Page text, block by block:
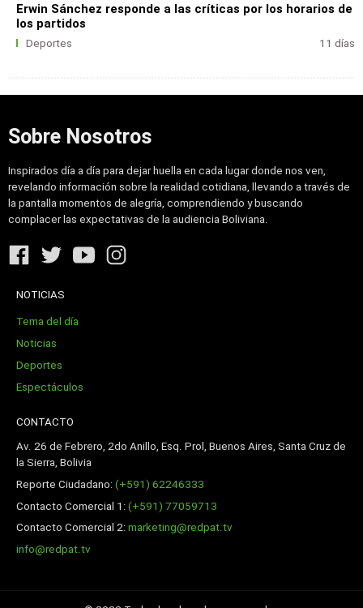
Erwin Sánchez responde a las críticas por los horarios de
los partidos
Deportes 11 días
Sobre Nosotros
Inspirados día a día para dejar huella en cada lugar donde nos ven,
revelando información sobre la realidad cotidiana, llevando a través de
la pantalla momentos de alegría, comprendiendo y buscando
complacer las expectativas de la audiencia Boliviana.
NOTICIAS
Tema del día
Noticias
Deportes
Espectáculos
CONTACTO
Av. 26 de Febrero, 2do Anillo, Esq. Prol, Buenos Aires, Santa Cruz de
la Sierra, Bolivia
Reporte Ciudadano:(+591) 62246333
Contacto Comercial 1:(+591) 77059713
Contacto Comercial 2:marketing@redpat.tv
info@redpat.tv